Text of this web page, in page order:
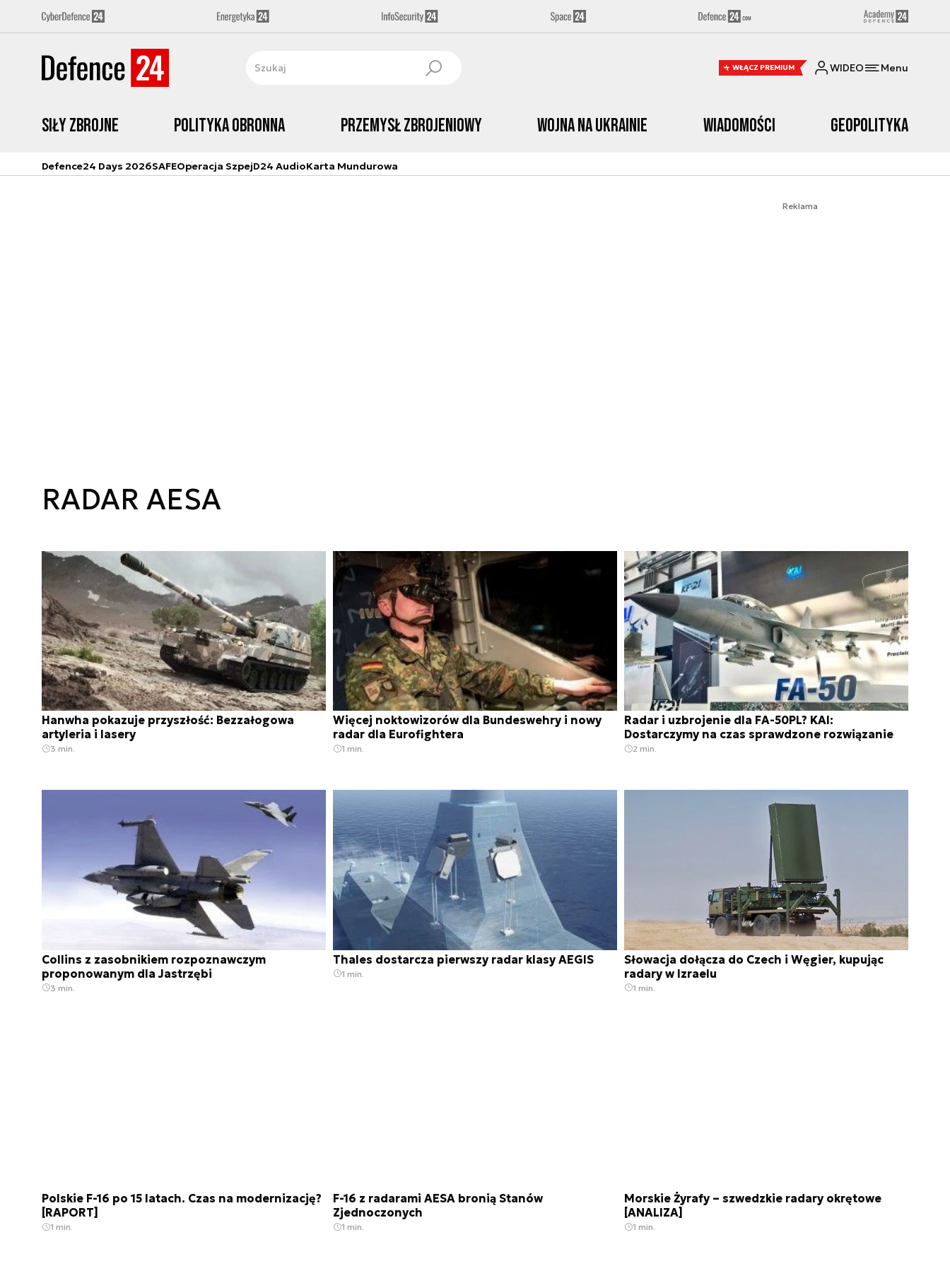
WŁĄCZ PREMIUM WIDEO Menu
Siły zbrojne Polityka obronna Przemysł Zbrojeniowy Wojna na Ukrainie Wiadomości Geopolityka
Defence24 Days 2026SAFEOperacja SzpejD24 AudioKarta Mundurowa
Reklama
RADAR AESA
Hanwha pokazuje przyszłość: Bezzałogowa
artyleria i lasery
3 min.
Więcej noktowizorów dla Bundeswehry i nowy
radar dla Eurofightera
1 min.
Radar i uzbrojenie dla FA-50PL? KAI:
Dostarczymy na czas sprawdzone rozwiązanie
2 min.
Collins z zasobnikiem rozpoznawczym
proponowanym dla Jastrzębi
3 min.
Thales dostarcza pierwszy radar klasy AEGIS
1 min.
Słowacja dołącza do Czech i Węgier, kupując
radary w Izraelu
1 min.
Polskie F-16 po 15 latach. Czas na modernizację?
[RAPORT]
1 min.
F-16 z radarami AESA bronią Stanów
Zjednoczonych
1 min.
Morskie Żyrafy – szwedzkie radary okrętowe
[ANALIZA]
1 min.